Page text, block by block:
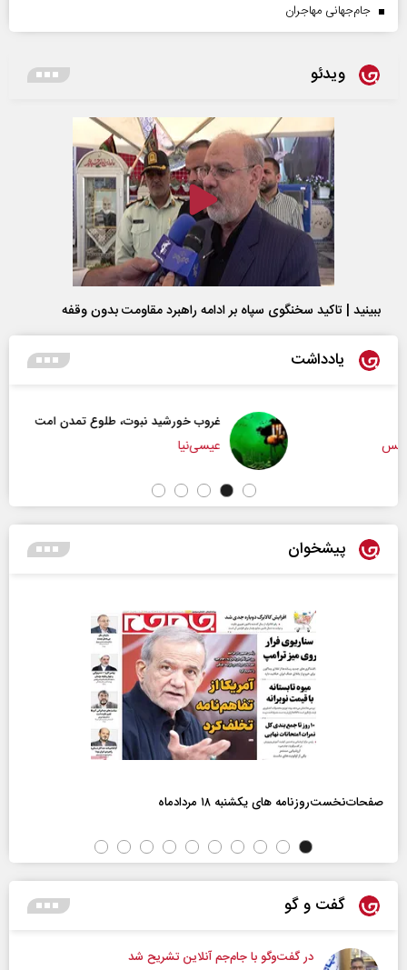
جام‌جهانی مهاجران
ویدئو
ببینید | تاکید سخنگوی سپاه بر ادامه راهبرد مقاومت بدون وقفه
یادداشت
غروب خورشید نبوت، طلوع تمدن امت
عیسی‌نیا
پیشخوان
صفحات‌نخست‌روزنامه ها‌ی یکشنبه ۱۸ مردادماه
گفت و گو
در گفت‌و‌گو با جام‌جم آنلاین تشریح شد